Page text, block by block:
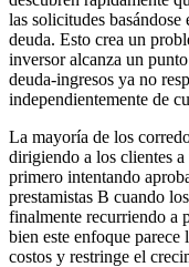
las solicitudes
deuda. Esto crea un
inversor alcanza un
deuda-ingresos ya no
independientemente de
La mayoría de los
dirigiendo a los clientes
primero intentando
prestamistas B cuando
finalmente recurriendo a
bien este enfoque parece
costos y restringe el